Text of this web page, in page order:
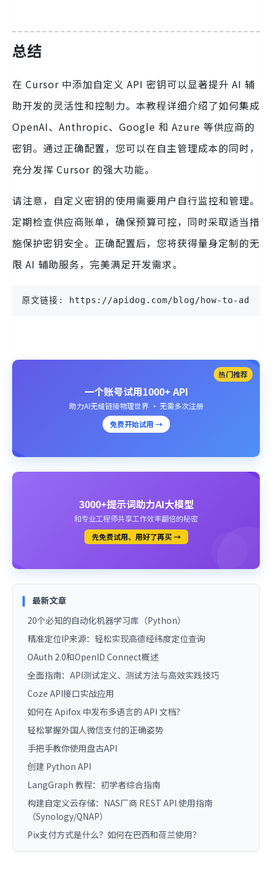
总结
在 Cursor 中添加自定义 API 密钥可以显著提升 AI 辅
助开发的灵活性和控制力。本教程详细介绍了如何集成
OpenAI、Anthropic、Google 和 Azure 等供应商的
密钥。通过正确配置，您可以在自主管理成本的同时，
充分发挥 Cursor 的强大功能。
请注意，自定义密钥的使用需要用户自行监控和管理。
定期检查供应商账单，确保预算可控，同时采取适当措
施保护密钥安全。正确配置后，您将获得量身定制的无
限 AI 辅助服务，完美满足开发需求。
原文链接: https://apidog.com/blog/how-to-add-
热门推荐
一个账号试用1000+ API
助力AI无缝链接物理世界 · 无需多次注册
免费开始试用 →
3000+提示词助力AI大模型
和专业工程师共享工作效率翻倍的秘密
先免费试用、用好了再买 →
最新文章
20个必知的自动化机器学习库（Python）
精准定位IP来源：轻松实现高德经纬度定位查询
OAuth 2.0和OpenID Connect概述
全面指南：API测试定义、测试方法与高效实践技巧
Coze API接口实战应用
如何在 Apifox 中发布多语言的 API 文档？
轻松掌握外国人微信支付的正确姿势
手把手教你使用盘古API
创建 Python API
LangGraph 教程：初学者综合指南
构建自定义云存储：NAS厂商 REST API 使用指南
（Synology/QNAP）
Pix支付方式是什么？如何在巴西和荷兰使用？